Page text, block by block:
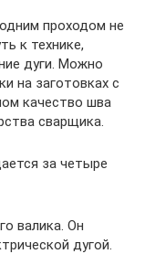
проходом не
к технике,
дуги. Можно
на заготовках с
качество шва
сварщика.
за четыре
валика. Он
дугой.